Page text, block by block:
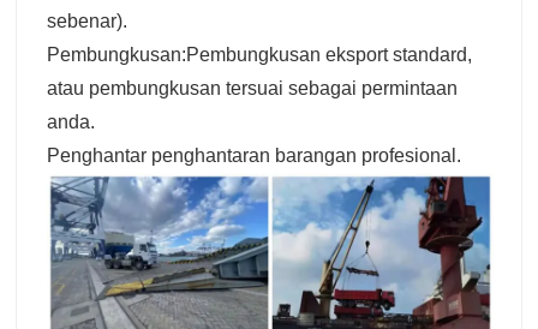
sebenar).
Pembungkusan:Pembungkusan eksport standard,
atau pembungkusan tersuai sebagai permintaan
anda.
Penghantar penghantaran barangan profesional.